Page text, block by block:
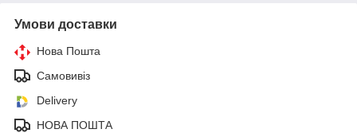
Умови доставки
Нова Пошта
Самовивіз
Delivery
НОВА ПОШТА